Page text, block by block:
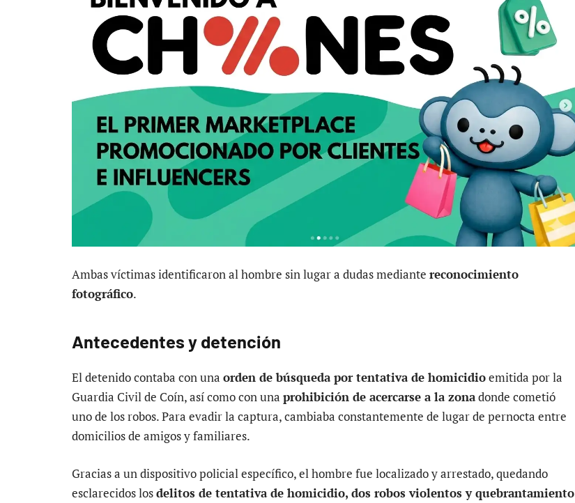
Ambas víctimas identificaron al hombre sin lugar a dudas mediante reconocimiento
fotográfico.
Antecedentes y detención
El detenido contaba con una orden de búsqueda por tentativa de homicidioemitida por la
Guardia Civil de Coín, así como con una prohibición de acercarse a la zonadonde cometió
uno de los robos. Para evadir la captura, cambiaba constantemente de lugar de pernocta entre
domicilios de amigos y familiares.
Gracias a un dispositivo policial específico, el hombre fue localizado y arrestado, quedando
esclarecidos losdelitos de tentativa de homicidio, dos robos violentos y quebrantamiento